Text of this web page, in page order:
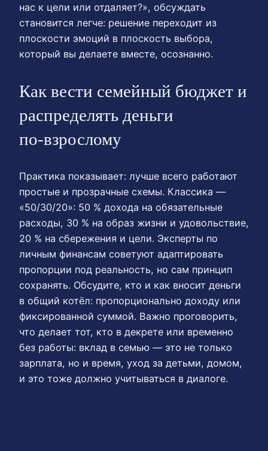
нас к цели или отдаляет?», обсуждать
становится легче: решение переходит из
плоскости эмоций в плоскость выбора,
который вы делаете вместе, осознанно.
Как вести семейный бюджет и
распределять деньги
по‑взрослому
Практика показывает: лучше всего работают
простые и прозрачные схемы. Классика —
«50/30/20»: 50 % дохода на обязательные
расходы, 30 % на образ жизни и удовольствие,
20 % на сбережения и цели. Эксперты по
личным финансам советуют адаптировать
пропорции под реальность, но сам принцип
сохранять. Обсудите, кто и как вносит деньги
в общий котёл: пропорционально доходу или
фиксированной суммой. Важно проговорить,
что делает тот, кто в декрете или временно
без работы: вклад в семью — это не только
зарплата, но и время, уход за детьми, домом,
и это тоже должно учитываться в диалоге.